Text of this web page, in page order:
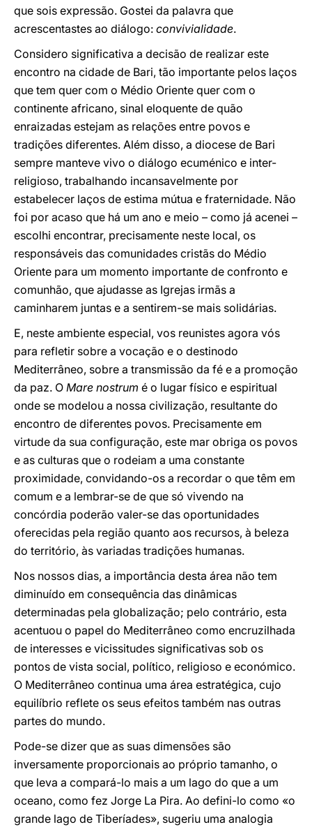
que sois expressão. Gostei da palavra que
acrescentastes ao diálogo: convivialidade.
Considero significativa a decisão de realizar este
encontro na cidade de Bari, tão importante pelos laços
que tem quer com o Médio Oriente quer com o
continente africano, sinal eloquente de quão
enraizadas estejam as relações entre povos e
tradições diferentes. Além disso, a diocese de Bari
sempre manteve vivo o diálogo ecuménico e inter-
religioso, trabalhando incansavelmente por
estabelecer laços de estima mútua e fraternidade. Não
foi por acaso que há um ano e meio – como já acenei –
escolhi encontrar, precisamente neste local, os
responsáveis das comunidades cristãs do Médio
Oriente para um momento importante de confronto e
comunhão, que ajudasse as Igrejas irmãs a
caminharem juntas e a sentirem-se mais solidárias.
E, neste ambiente especial, vos reunistes agora vós
para refletir sobre a vocação e o destinodo
Mediterrâneo, sobre a transmissão da fé e a promoção
da paz. O Mare nostrum é o lugar físico e espiritual
onde se modelou a nossa civilização, resultante do
encontro de diferentes povos. Precisamente em
virtude da sua configuração, este mar obriga os povos
e as culturas que o rodeiam a uma constante
proximidade, convidando-os a recordar o que têm em
comum e a lembrar-se de que só vivendo na
concórdia poderão valer-se das oportunidades
oferecidas pela região quanto aos recursos, à beleza
do território, às variadas tradições humanas.
Nos nossos dias, a importância desta área não tem
diminuído em consequência das dinâmicas
determinadas pela globalização; pelo contrário, esta
acentuou o papel do Mediterrâneo como encruzilhada
de interesses e vicissitudes significativas sob os
pontos de vista social, político, religioso e económico.
O Mediterrâneo continua uma área estratégica, cujo
equilíbrio reflete os seus efeitos também nas outras
partes do mundo.
Pode-se dizer que as suas dimensões são
inversamente proporcionais ao próprio tamanho, o
que leva a compará-lo mais a um lago do que a um
oceano, como fez Jorge La Pira. Ao defini-lo como «o
grande lago de Tiberíades», sugeriu uma analogia